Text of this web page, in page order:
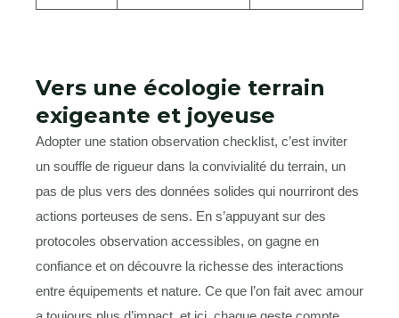
Vers une écologie terrain
exigeante et joyeuse
Adopter une station observation checklist, c’est inviter
un souffle de rigueur dans la convivialité du terrain, un
pas de plus vers des données solides qui nourriront des
actions porteuses de sens. En s’appuyant sur des
protocoles observation accessibles, on gagne en
confiance et on découvre la richesse des interactions
entre équipements et nature. Ce que l’on fait avec amour